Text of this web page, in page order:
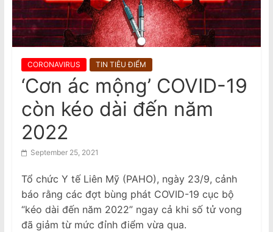
a
m
s
e
N
e
w
s
p
a
p
e
Daily Fine for Failure to Complete,
$3640 Penalty for False Information
CORONAVIRUS TIN TIÊU ĐIỂM
‘Cơn ác mộng’ COVID-19
còn kéo dài đến năm
2022
September 25, 2021
Tổ chức Y tế Liên Mỹ (PAHO), ngày 23/9, cảnh
báo rằng các đợt bùng phát COVID-19 cục bộ
“kéo dài đến năm 2022” ngay cả khi số tử vong
đã giảm từ mức đỉnh điểm vừa qua.